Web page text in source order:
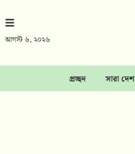
আগস্ট ৬, ২০২৬
প্রচ্ছদ সারা দেশ